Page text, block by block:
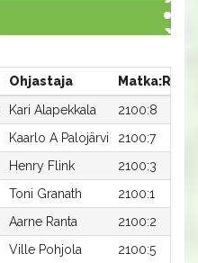
Ohjastaja
Matka:Rata
Kari Alapekkala
2100:8
Kaarlo A Palojärvi
2100:7
Henry Flink
2100:3
Toni Granath
2100:1
Aarne Ranta
2100:2
Ville Pohjola
2100:5